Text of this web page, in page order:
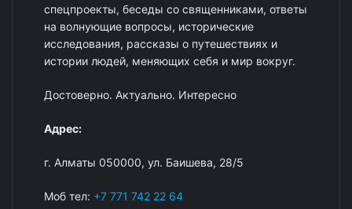
спецпроекты, беседы со священниками, ответы
на волнующие вопросы, исторические
исследования, рассказы о путешествиях и
истории людей, меняющих себя и мир вокруг.
Достоверно. Актуально. Интересно
Адрес:
г. Алматы 050000, ул. Баишева, 28/5
Моб тел: +7 771 742 22 64